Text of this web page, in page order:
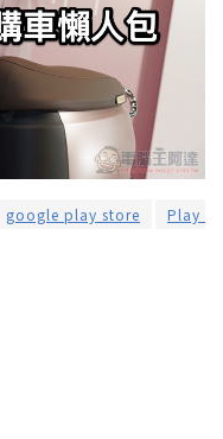
google play store Play